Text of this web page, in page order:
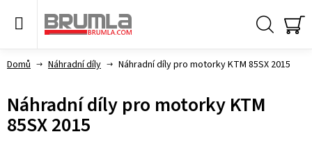
Domů Náhradní díly Náhradní díly pro motorky KTM 85SX 2015
Náhradní díly pro motorky KTM
85SX 2015